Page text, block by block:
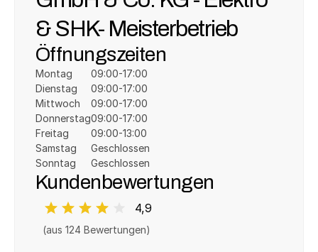
& SHK- Meisterbetrieb
Öffnungszeiten
Montag
Dienstag
Mittwoch
Donnerstag
Freitag
Samstag
Sonntag
09:00-17:00
09:00-17:00
09:00-17:00
09:00-17:00
09:00-13:00
Geschlossen
Geschlossen
Kundenbewertungen
4,9
(aus 124 Bewertungen)